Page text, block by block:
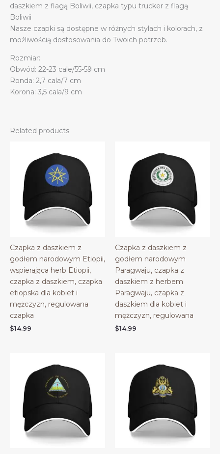
daszkiem z flagą Boliwii, czapka typu trucker z flagą
Boliwii
Nasze czapki są dostępne w różnych stylach i kolorach, z
możliwością dostosowania do Twoich potrzeb.
Rozmiar:
Obwód: 22-23 cale/55-59 cm
Ronda: 2,7 cala/7 cm
Korona: 3,5 cala/9 cm
Related products
Czapka z daszkiem z
godłem narodowym Etiopii,
wspierająca herb Etiopii,
czapka z daszkiem, czapka
etiopska dla kobiet i
mężczyzn, regulowana
czapka
$14.99
Czapka z daszkiem z
godłem narodowym
Paragwaju, czapka z
daszkiem z herbem
Paragwaju, czapka z
daszkiem dla kobiet i
mężczyzn, regulowana
$14.99